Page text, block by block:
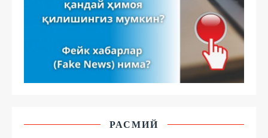
РАСМИЙ